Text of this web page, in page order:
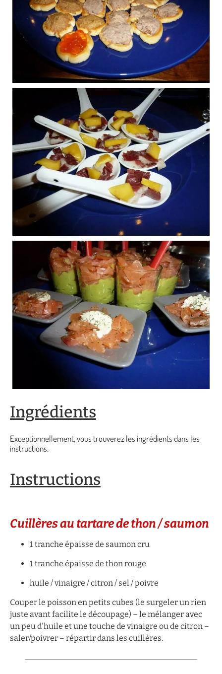
Ingrédients
Exceptionnellement, vous trouverez les ingrédients dans les
instructions.
Instructions
Cuillères au tartare de thon / saumon
1 tranche épaisse de saumon cru
1 tranche épaisse de thon rouge
huile / vinaigre / citron / sel / poivre
Couper le poisson en petits cubes (le surgeler un rien
juste avant facilite le découpage) – le mélanger avec
un peu d'huile et une touche de vinaigre ou de citron –
saler/poivrer – répartir dans les cuillères.